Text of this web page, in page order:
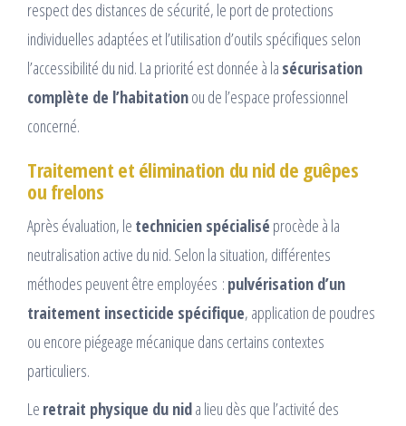
respect des distances de sécurité, le port de protections
individuelles adaptées et l’utilisation d’outils spécifiques selon
l’accessibilité du nid. La priorité est donnée à la sécurisation
complète de l’habitationou de l’espace professionnel
concerné.
Traitement et élimination du nid de guêpes
ou frelons
Après évaluation, le technicien spécialisé procède à la
neutralisation active du nid. Selon la situation, différentes
méthodes peuvent être employées : pulvérisation d’un
traitement insecticide spécifique, application de poudres
ou encore piégeage mécanique dans certains contextes
particuliers.
Le retrait physique du nida lieu dès que l’activité des